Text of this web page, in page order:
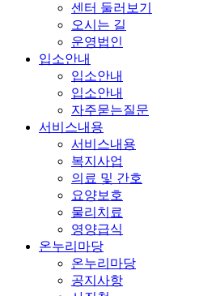
센터 둘러보기
오시는 길
운영법인
입소안내
입소안내
입소안내
자주묻는질문
서비스내용
서비스내용
복지사업
의료 및 간호
요양보호
물리치료
영양급식
온누리마당
온누리마당
공지사항